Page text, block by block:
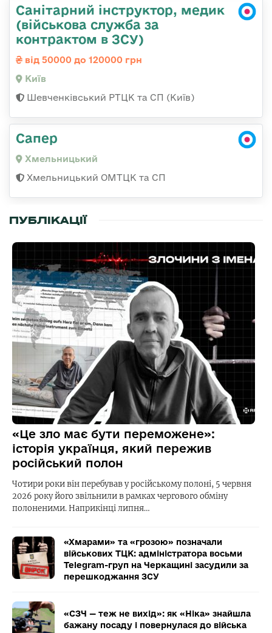
Санітарний інструктор, медик
(військова служба за
контрактом в ЗСУ)
від 50000 до 120000 грн
Київ
Шевченківський РТЦК та СП (Київ)
Сапер
Хмельницький
Хмельницький ОМТЦК та СП
ПУБЛІКАЦІЇ
«Це зло має бути переможене»:
історія українця, який пережив
російський полон
Чотири роки він перебував у російському полоні, 5 червня
2026 року його звільнили в рамках чергового обміну
полоненими. Наприкінці липня…
«Хмарами» та «грозою» позначали
військових ТЦК: адміністратора восьми
Telegram-груп на Черкащині засудили за
перешкоджання ЗСУ
«СЗЧ — теж не вихід»: як «Ніка» знайшла
бажану посаду і повернулася до війська